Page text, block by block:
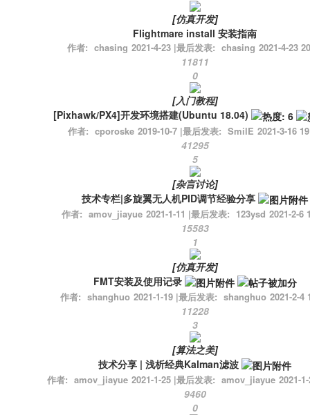
[仿真开发]
Flightmare install 安装指南
作者: chasing 2021-4-23 |最后发表: chasing 2021-4-23
11811
0
[入门教程]
[Pixhawk/PX4]开发环境搭建(Ubuntu 18.04)
作者: cporoske 2019-10-7 |最后发表: SmilE 2021-3-16
41295
5
[杂言讨论]
技术专栏|多旋翼无人机PID调节经验分享
作者: amov_jiayue 2021-1-11 |最后发表: 123ysd 2021-2-6
15583
1
[仿真开发]
FMT安装及使用记录
作者: shanghuo 2021-1-19 |最后发表: shanghuo 2021-2-4
11228
3
[算法之美]
技术分享 | 浅析经典Kalman滤波
作者: amov_jiayue 2021-1-25 |最后发表: amov_jiayue 2021-
9460
0